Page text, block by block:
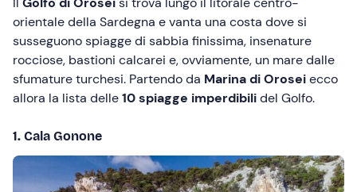
orientale della Sardegna e vanta una costa dove si
susseguono spiagge di sabbia finissima, insenature
rocciose, bastioni calcarei e, ovviamente, un mare dalle
sfumature turchesi. Partendo da Marina di Oroseiecco
allora la lista delle10 spiagge imperdibilidel Golfo.
1. Cala Gonone